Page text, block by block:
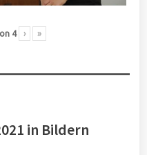
4 › »
in Bildern